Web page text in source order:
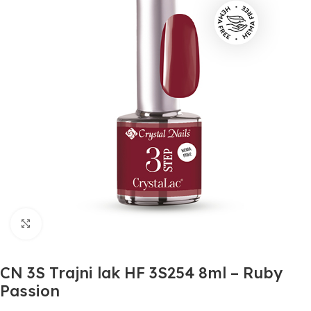
CN 3S Trajni lak HF 3S254 8ml – Ruby
Passion